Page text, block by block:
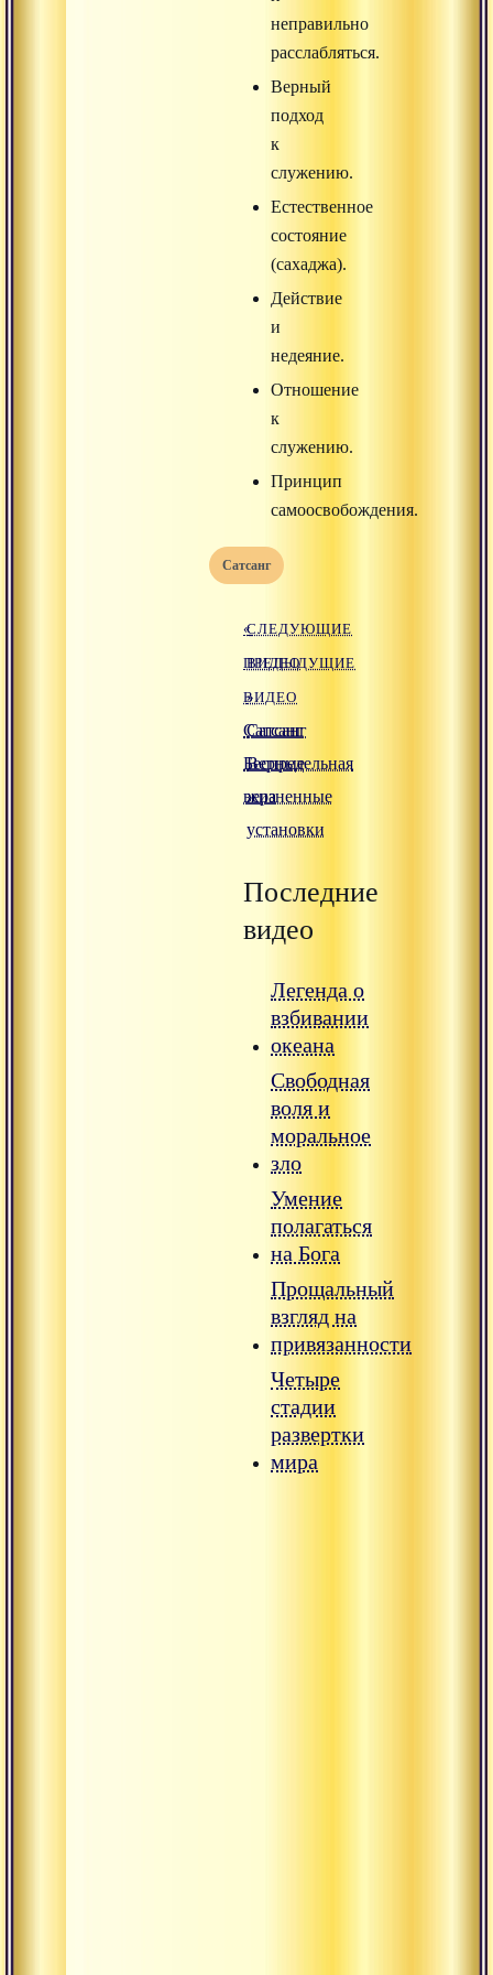
неправильно
расслабляться.
Верный
подход
к
служению.
Естественное
состояние
(сахаджа).
Действие
и
недеяние.
Отношение
к
служению.
Принцип
самоосвобождения.
Сатсанг
«
ПРЕДЫДУЩИЕ
ВИДЕО
Сатсанг
Беспредельная
вера
СЛЕДУЮЩИЕ
ВИДЕО
»
Сатсанг
Верные
жизненные
установки
Последние
видео
Легенда о
взбивании
океана
Свободная
воля и
моральное
зло
Умение
полагаться
на Бога
Прощальный
взгляд на
привязанности
Четыре
стадии
развертки
мира